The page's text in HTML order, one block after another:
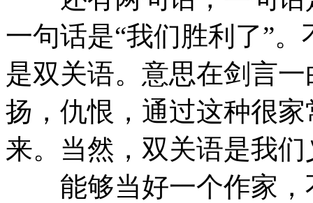
一句话是“我们胜利了”
是双关语。意思在剑言
扬，仇恨，通过这种很
来。当然，双关语是我
能够当好一个作家，